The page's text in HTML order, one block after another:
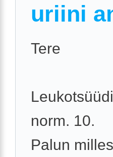
uriini
Tere
norm. 10.
Palun